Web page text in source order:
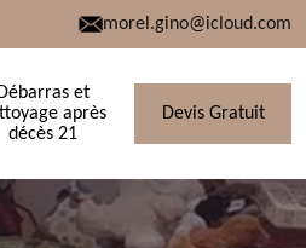
morel.gino@icloud.com
Débarras et
après
décès 21
Devis Gratuit